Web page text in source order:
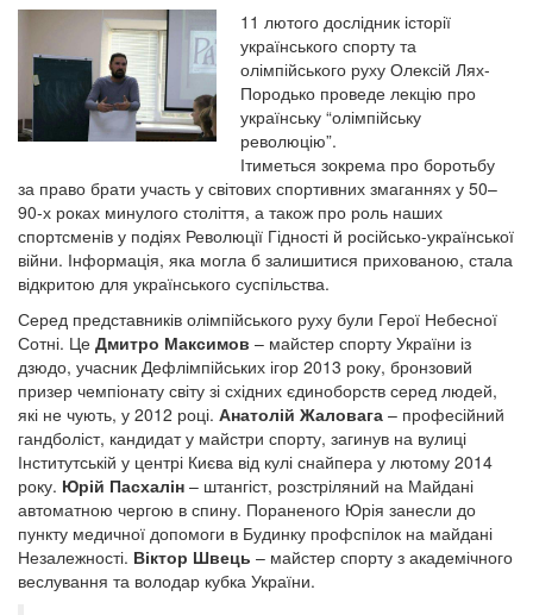
11 лютого дослідник історії
українського спорту та
олімпійського руху Олексій Лях-
Породько проведе лекцію про
українську “олімпійську
революцію”.
Ітиметься зокрема про боротьбу
за право брати участь у світових спортивних змаганнях у 50–
90-х роках минулого століття, а також про роль наших
спортсменів у подіях Революції Гідності й російсько-української
війни. Інформація, яка могла б залишитися прихованою, стала
відкритою для українського суспільства.
Серед представників олімпійського руху були Герої Небесної
Сотні. Це Дмитро Максимов – майстер спорту України із
дзюдо, учасник Дефлімпійських ігор 2013 року, бронзовий
призер чемпіонату світу зі східних єдиноборств серед людей,
які не чують, у 2012 році. Анатолій Жаловага – професійний
гандболіст, кандидат у майстри спорту, загинув на вулиці
Інститутській у центрі Києва від кулі снайпера у лютому 2014
року. Юрій Пасхалін – штангіст, розстріляний на Майдані
автоматною чергою в спину. Пораненого Юрія занесли до
пункту медичної допомоги в Будинку профспілок на майдані
Незалежності. Віктор Швець – майстер спорту з академічного
веслування та володар кубка України.